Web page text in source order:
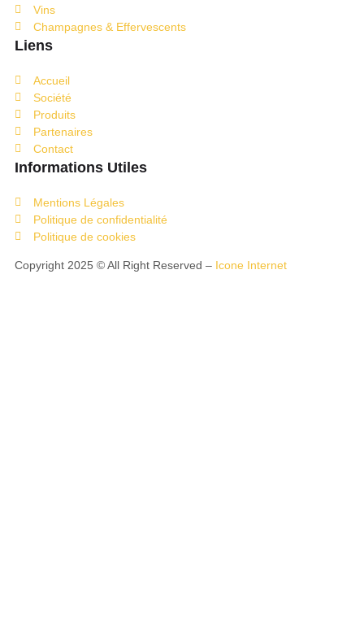
Vins
Champagnes & Effervescents
Liens
Accueil
Société
Produits
Partenaires
Contact
Informations Utiles
Mentions Légales
Politique de confidentialité
Politique de cookies
Copyright 2025 © All Right Reserved – Icone Internet